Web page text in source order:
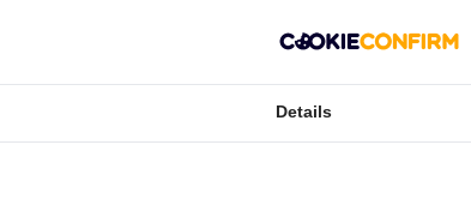
Details